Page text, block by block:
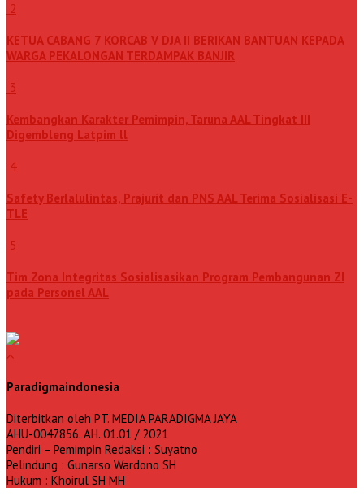
2
KETUA CABANG 7 KORCAB V DJA II BERIKAN BANTUAN KEPADA
WARGA PEKALONGAN TERDAMPAK BANJIR
3
Kembangkan Karakter Pemimpin, Taruna AAL Tingkat III
Digembleng Latpim ll
4
Safety Berlalulintas, Prajurit dan PNS AAL Terima Sosialisasi E-
TLE
5
Tim Zona Integritas Sosialisasikan Program Pembangunan ZI
pada Personel AAL
Paradigmaindonesia
Diterbitkan oleh PT. MEDIA PARADIGMA JAYA
AHU-0047856. AH. 01.01 / 2021
Pendiri – Pemimpin Redaksi : Suyatno
Pelindung : Gunarso Wardono SH
Hukum : Khoirul SH MH